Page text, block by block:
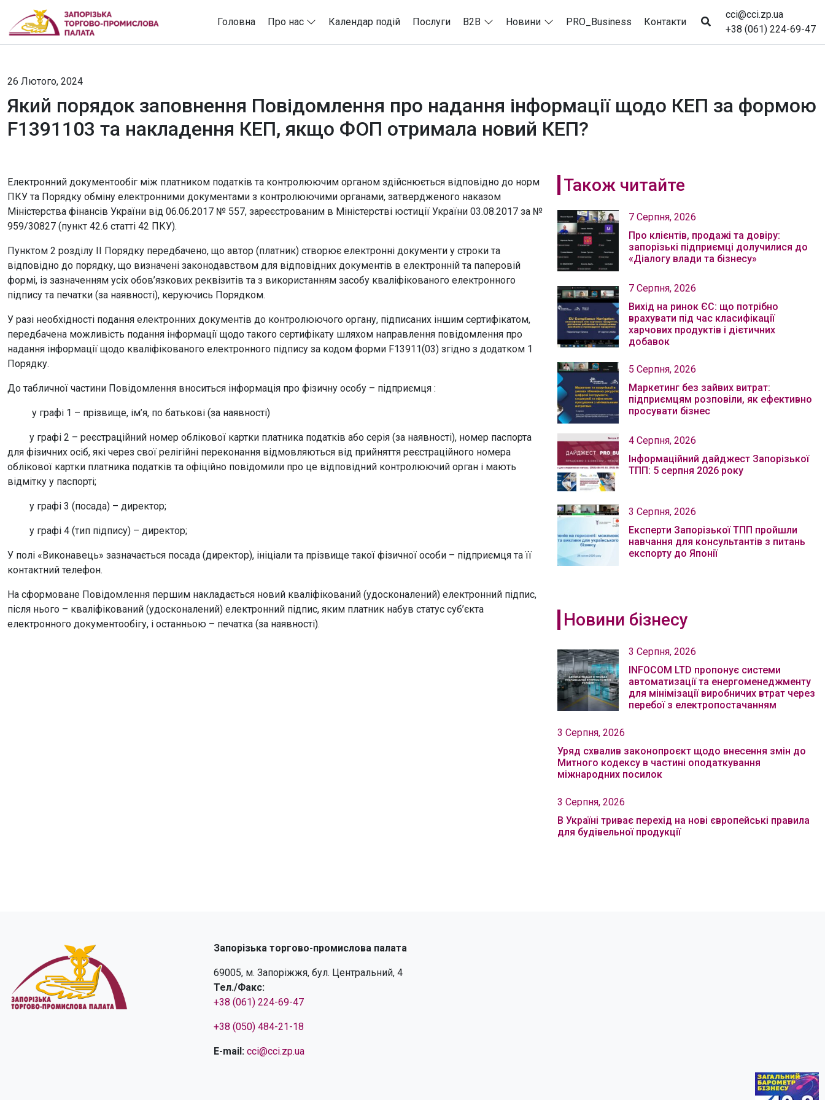
Головна Про нас Календар подій Послуги B2B Новини PRO_Business Контакти
cci@cci.zp.ua
+38 (061) 224-69-47
26 Лютого, 2024
Який порядок заповнення Повідомлення про надання інформації щодо КЕП за формою
F1391103 та накладення КЕП, якщо ФОП отримала новий КЕП?
Електронний документообіг між платником податків та контролюючим органом здійснюється відповідно до норм
ПКУ та Порядку обміну електронними документами з контролюючими органами, затвердженого наказом
Міністерства фінансів України від 06.06.2017 № 557, зареєстрованим в Міністерстві юстиції України 03.08.2017 за №
959/30827 (пункт 42.6 статті 42 ПКУ).
Пунктом 2 розділу ІІ Порядку передбачено, що автор (платник) створює електронні документи у строки та
відповідно до порядку, що визначені законодавством для відповідних документів в електронній та паперовій
формі, із зазначенням усіх обов’язкових реквізитів та з використанням засобу кваліфікованого електронного
підпису та печатки (за наявності), керуючись Порядком.
У разі необхідності подання електронних документів до контролюючого органу, підписаних іншим сертифікатом,
передбачена можливість подання інформації щодо такого сертифікату шляхом направлення повідомлення про
надання інформації щодо кваліфікованого електронного підпису за кодом форми F13911(03) згідно з додатком 1
Порядку.
До табличної частини Повідомлення вноситься інформація про фізичну особу – підприємця :
у графі 1 – прізвище, ім’я, по батькові (за наявності)
у графі 2 – реєстраційний номер облікової картки платника податків або серія (за наявності), номер паспорта
для фізичних осіб, які через свої релігійні переконання відмовляються від прийняття реєстраційного номера
облікової картки платника податків та офіційно повідомили про це відповідний контролюючий орган і мають
відмітку у паспорті;
у графі 3 (посада) – директор;
у графі 4 (тип підпису) – директор;
У полі «Виконавець» зазначається посада (директор), ініціали та прізвище такої фізичної особи – підприємця та її
контактний телефон.
На сформоване Повідомлення першим накладається новий кваліфікований (удосконалений) електронний підпис,
після нього – кваліфікований (удосконалений) електронний підпис, яким платник набув статус суб’єкта
електронного документообігу, і останньою – печатка (за наявності).
Також читайте
7 Серпня, 2026
Про клієнтів, продажі та довіру:
запорізькі підприємці долучилися до
«Діалогу влади та бізнесу»
7 Серпня, 2026
Вихід на ринок ЄС: що потрібно
врахувати під час класифікації
харчових продуктів і дієтичних
добавок
5 Серпня, 2026
Маркетинг без зайвих витрат:
підприємцям розповіли, як ефективно
просувати бізнес
4 Серпня, 2026
Інформаційний дайджест Запорізької
ТПП: 5 серпня 2026 року
3 Серпня, 2026
Експерти Запорізької ТПП пройшли
навчання для консультантів з питань
експорту до Японії
Новини бізнесу
3 Серпня, 2026
INFOCOM LTD пропонує системи
автоматизації та енергоменеджменту
для мінімізації виробничих втрат через
перебої з електропостачанням
3 Серпня, 2026
Уряд схвалив законопроєкт щодо внесення змін до
Митного кодексу в частині оподаткування
міжнародних посилок
3 Серпня, 2026
В Україні триває перехід на нові європейські правила
для будівельної продукції
Запорізька торгово-промислова палата
69005, м. Запоріжжя, бул. Центральний, 4
Тел./Факс:
+38 (061) 224-69-47
+38 (050) 484-21-18
E-mail: cci@cci.zp.ua